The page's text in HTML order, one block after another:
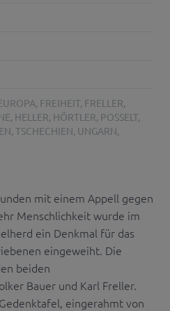
, FREIHEIT, FRELLER,
, HELLER, HÖRTLER, POSSELT,
, TSCHECHIEN, UNGARN,
mit einem Appell gegen
Menschlichkeit wurde im
ein Denkmal für das
eingeweiht. Die
beiden
Bauer und Karl Freller.
eingerahmt von